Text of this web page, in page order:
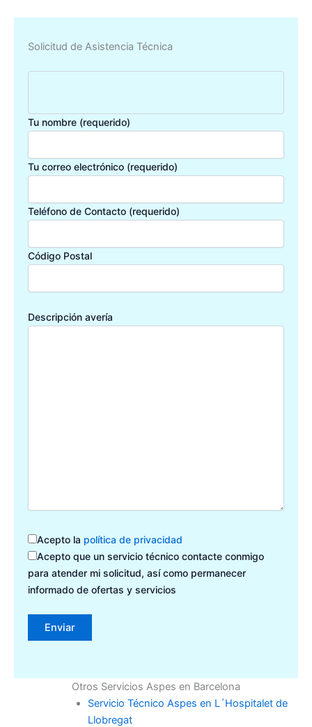
Solicitud de Asistencia Técnica
Tu nombre (requerido)
Tu correo electrónico (requerido)
Teléfono de Contacto (requerido)
Código Postal
Descripción avería
Acepto la política de privacidad
Acepto que un servicio técnico contacte conmigo
para atender mi solicitud, así como permanecer
informado de ofertas y servicios
Otros Servicios Aspes en Barcelona
Servicio Técnico Aspes en L´Hospitalet de
Llobregat